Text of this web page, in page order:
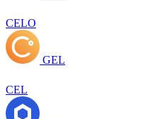
CELO
GEL
CEL